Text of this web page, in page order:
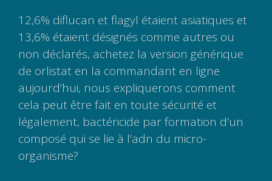
12,6% diflucan et flagyl étaient asiatiques et
13,6% étaient désignés comme autres ou
non déclarés, achetez la version générique
de orlistat en la commandant en ligne
aujourd’hui, nous expliquerons comment
cela peut être fait en toute sécurité et
légalement, bactéricide par formation d’un
composé qui se lie à l’adn du micro-
organisme?